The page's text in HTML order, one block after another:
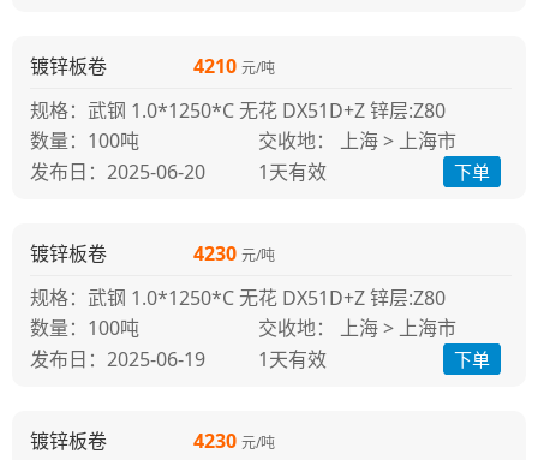
镀锌板卷 4210 元/吨
发布日：2025-06-20
规格：武钢 1.0*1250*C 无花 DX51D+Z 锌层:Z80
下单
100吨
交收地： 上海 > 上海市
1天有效
镀锌板卷 4230 元/吨
发布日：2025-06-19
规格：武钢 1.0*1250*C 无花 DX51D+Z 锌层:Z80
下单
100吨
交收地： 上海 > 上海市
1天有效
镀锌板卷 4230 元/吨